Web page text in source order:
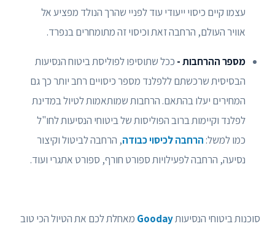
עצמו קיים כיסוי ייעודי עוד לפניי שהרך הנולד מפציע אל
אוויר העולם, הרחבה זאת וכיסוי זה מתומחרים בנפרד.
מספר ההרחבות - ככל שתוסיפו לפוליסת ביטוח הנסיעות
הבסיסית שרכשתם ללפלנד מספר כיסויים רחב יותר כך גם
המחירים יעלו בהתאם. הרחבות שמותאמות לטיול במדינת
לפלנד וקיימות ברוב הפוליסות של ביטוחי הנסיעות לחו"ל
כמו למשל: הרחבה לכיסוי כבודה, הרחבה לביטול וקיצור
נסיעה, הרחבה לפעילויות ספורט חורף, ספורט אתגרי ועוד.
סוכנות ביטוחי הנסיעותGooday מאחלת לכם את הטיול הכי טוב